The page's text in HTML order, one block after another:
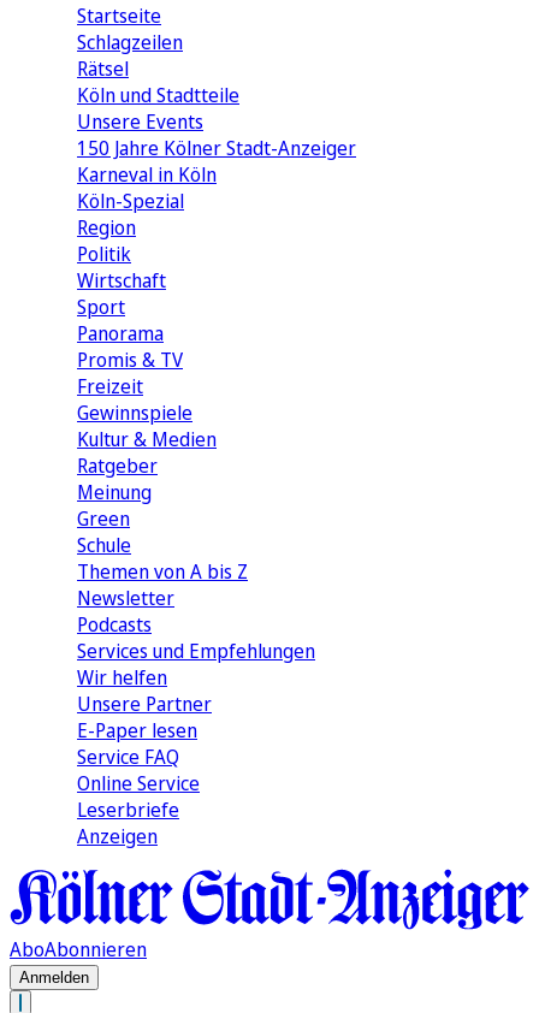
Startseite
Schlagzeilen
Rätsel
Köln und Stadtteile
Unsere Events
150 Jahre Kölner Stadt-Anzeiger
Karneval in Köln
Köln-Spezial
Region
Politik
Wirtschaft
Sport
Panorama
Promis & TV
Freizeit
Gewinnspiele
Kultur & Medien
Ratgeber
Meinung
Green
Schule
Themen von A bis Z
Newsletter
Podcasts
Services und Empfehlungen
Wir helfen
Unsere Partner
E-Paper lesen
Service FAQ
Online Service
Leserbriefe
Anzeigen
AboAbonnieren
Anmelden